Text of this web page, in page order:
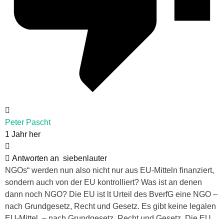
Peter Pascht
1 Jahr her
Antworten an siebenlauter
NGOs“ werden nun also nicht nur aus EU-Mitteln finanziert,
sondern auch von der EU kontrolliert? Was ist an denen
dann noch NGO? Die EU ist lt Urteil des BverfG eine NGO –
nach Grundgesetz, Recht und Gesetz. Es gibt keine legalen